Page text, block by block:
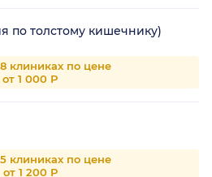
по толстому кишечнику)
клиниках по цене
от 1 000 Р
клиниках по цене
от 1 200 Р